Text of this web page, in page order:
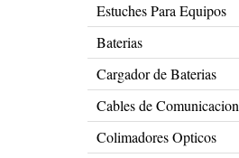
Estuches Para Equipos
Baterias
Cargador de Baterias
Cables de Comunicacion
Colimadores Opticos